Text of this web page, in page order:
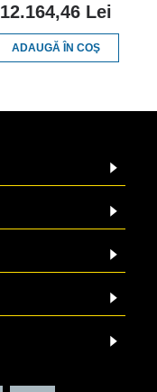
12.164,46 Lei
ADAUGĂ ÎN COŞ